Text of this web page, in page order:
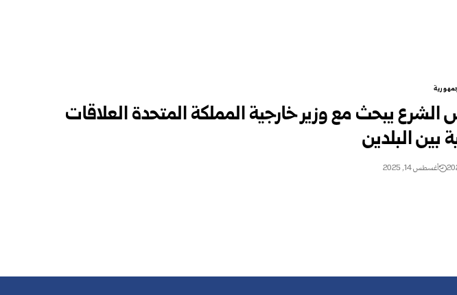
الشرع يبحث مع وزير خارجية المملكة المتحدة العلاقات
بين البلدين
أغسطس 14, 2025